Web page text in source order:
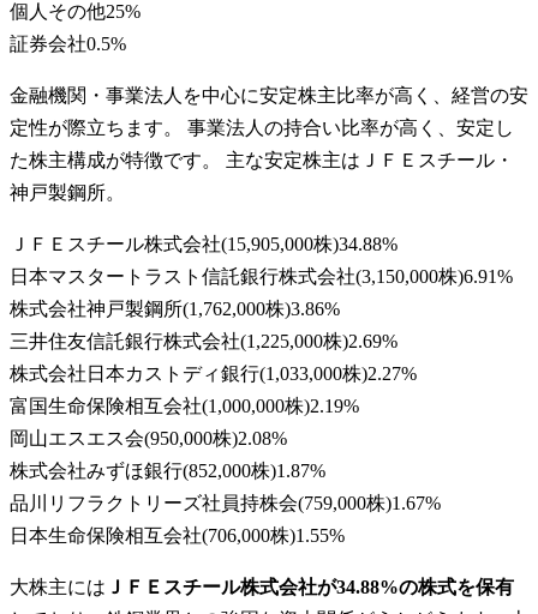
個人その他25%
証券会社0.5%
金融機関・事業法人を中心に安定株主比率が高く、経営の安
定性が際立ちます。 事業法人の持合い比率が高く、安定し
た株主構成が特徴です。 主な安定株主はＪＦＥスチール・
神戸製鋼所。
ＪＦＥスチール株式会社(15,905,000株)34.88%
日本マスタートラスト信託銀行株式会社(3,150,000株)6.91%
株式会社神戸製鋼所(1,762,000株)3.86%
三井住友信託銀行株式会社(1,225,000株)2.69%
株式会社日本カストディ銀行(1,033,000株)2.27%
富国生命保険相互会社(1,000,000株)2.19%
岡山エスエス会(950,000株)2.08%
株式会社みずほ銀行(852,000株)1.87%
品川リフラクトリーズ社員持株会(759,000株)1.67%
日本生命保険相互会社(706,000株)1.55%
大株主には ＪＦＥスチール株式会社が34.88%の株式を保有